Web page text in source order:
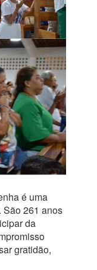
é uma
São 261 anos
da
gratidão,